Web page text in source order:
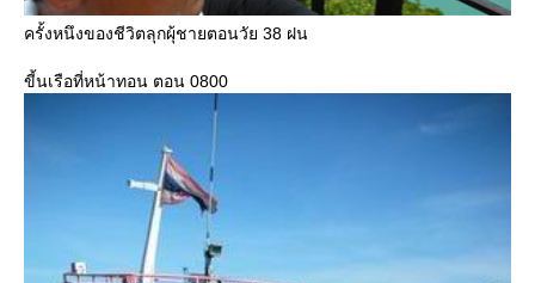
ครั้งหนึงของชีวิตลุกผุ้ชายตอนวัย 38 ฝน
ขี้นเรือที่หน้าทอน ตอน 0800